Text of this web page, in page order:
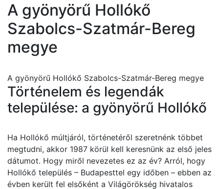
A gyönyörű Hollókő
Szabolcs-Szatmár-Bereg
megye
A gyönyörű Hollókő Szabolcs-Szatmár-Bereg megye
Történelem és legendák
települése: a gyönyörű Hollókő
Ha Hollókő múltjáról, történetéről szeretnénk többet
megtudni, akkor 1987 körül kell keresnünk az első jeles
dátumot. Hogy miről nevezetes ez az év? Arról, hogy
Hollókő település – Budapesttel egy időben – ebben az
évben került fel elsőként a Világörökség hivatalos